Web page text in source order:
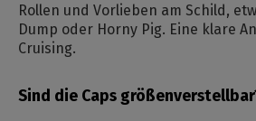
Rollen und Vorlieben am Schild,
Dump oder Horny Pig. Eine klare
Cruising.
Sind die Caps